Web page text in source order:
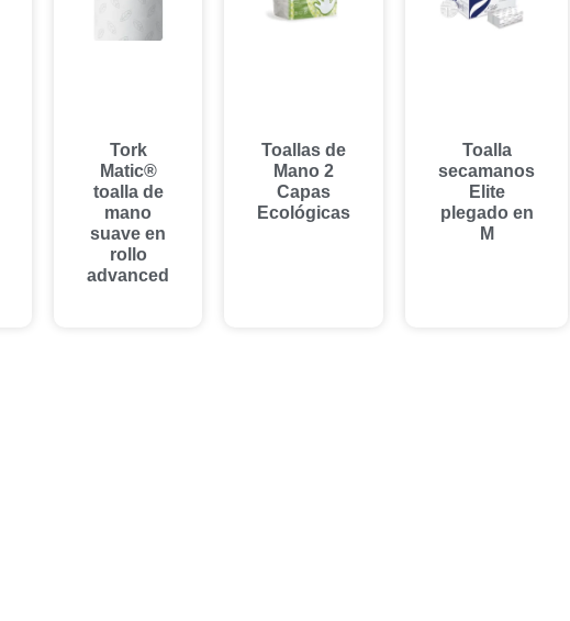
Tork
Matic®
toalla de
mano
suave en
rollo
advanced
Toallas de
Mano 2
Capas
Ecológicas
Toalla
secamanos
Elite
plegado en
M